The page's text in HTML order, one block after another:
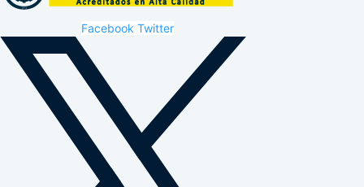
Facebook Twitter